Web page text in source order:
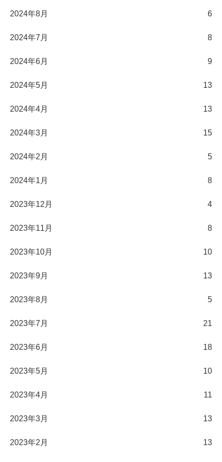
2024年8月 6
2024年7月 8
2024年6月 9
2024年5月 13
2024年4月 13
2024年3月 15
2024年2月 5
2024年1月 8
2023年12月 4
2023年11月 8
2023年10月 10
2023年9月 13
2023年8月 5
2023年7月 21
2023年6月 18
2023年5月 10
2023年4月 11
2023年3月 13
2023年2月 13